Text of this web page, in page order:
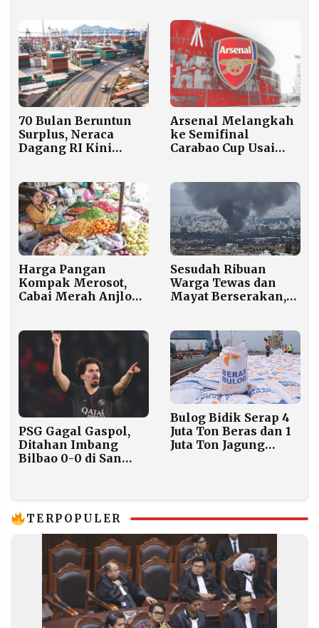
Ekonomi Teheran
70 Bulan Beruntun
Surplus, Neraca
Dagang RI Kini
Arsenal Melangkah
ke Semifinal
Carabao Cup Usai
Penalti
Harga Pangan
Kompak Merosot,
Cabai Merah Anjlok
Sesudah Ribuan
Warga Tewas dan
Mayat Berserakan,
PSG Gagal Gaspol,
Ditahan Imbang
Bilbao 0-0 di San
Bulog Bidik Serap 4
Juta Ton Beras dan 1
Juta Ton Jagung
TERPOPULER